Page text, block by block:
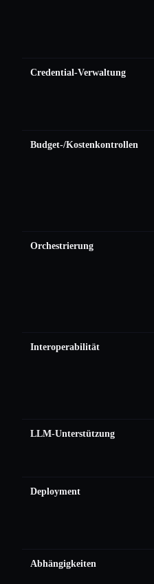
Credential-Verwaltung
Budget-/Kostenkontrollen
Orchestrierung
Interoperabilität
LLM-Unterstützung
Deployment
Abhängigkeiten